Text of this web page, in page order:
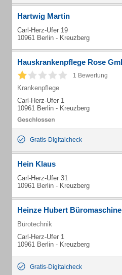
Hartwig Martin
Carl-Herz-Ufer 19
10961 Berlin - Kreuzberg
Hauskrankenpflege Rose
1 Bewertung
Krankenpflege
Carl-Herz-Ufer 1
10961 Berlin - Kreuzberg
Gratis-Digitalcheck
Hein Klaus
Carl-Herz-Ufer 31
10961 Berlin - Kreuzberg
Heinze Hubert
Bürotechnik
Carl-Herz-Ufer 1
10961 Berlin - Kreuzberg
Gratis-Digitalcheck